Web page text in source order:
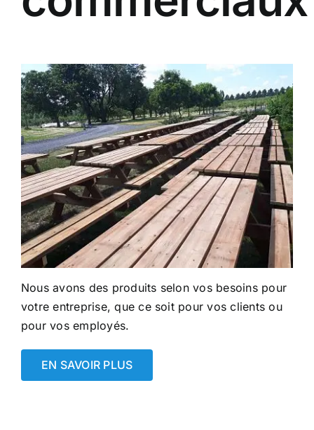
Nous avons des produits selon vos besoins pour
votre entreprise, que ce soit pour vos clients ou
pour vos employés.
EN SAVOIR PLUS